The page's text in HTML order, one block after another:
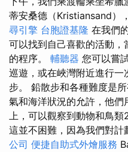
蒂安桑德（Kristiansand）
尋引擎 台胞證基隆 在我們
可以找到自己喜歡的活動
的程序。 輔聽器 您可以嘗
巡遊，或在峽灣附近進行
步。 鉛散步和各種難度是
氣和海洋狀況的允許，他
上，可以觀察到動物和鳥類
這並不困難，因為我們對計
公司 便捷自助式外燴服務